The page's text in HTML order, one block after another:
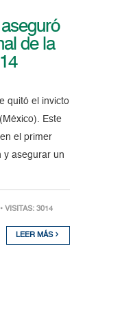
de la
quitó el invicto
Este
el primer
y asegurar un
• VISITAS: 3014
LEER MÁS